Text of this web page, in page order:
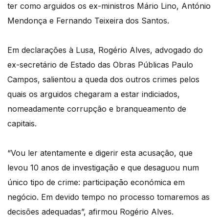
ter como arguidos os ex-ministros Mário Lino, António
Mendonça e Fernando Teixeira dos Santos.
Em declarações à Lusa, Rogério Alves, advogado do
ex-secretário de Estado das Obras Públicas Paulo
Campos, salientou a queda dos outros crimes pelos
quais os arguidos chegaram a estar indiciados,
nomeadamente corrupção e branqueamento de
capitais.
“Vou ler atentamente e digerir esta acusação, que
levou 10 anos de investigação e que desaguou num
único tipo de crime: participação económica em
negócio. Em devido tempo no processo tomaremos as
decisões adequadas”, afirmou Rogério Alves.